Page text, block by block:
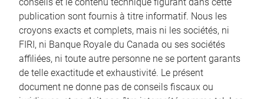
conseils et le contenu technique figurant dans cette
publication sont fournis à titre informatif. Nous les
croyons exacts et complets, mais ni les sociétés, ni
FIRI, ni Banque Royale du Canada ou ses sociétés
affiliées, ni toute autre personne ne se portent garants
de telle exactitude et exhaustivité. Le présent
document ne donne pas de conseils fiscaux ou